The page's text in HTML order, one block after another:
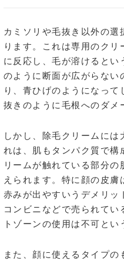
カミソリや毛抜き以外の
ります。これは専用のク
に反応し、毛が溶けるとい
のように断面が広がらない
り、青ひげのようになっ
抜きのように毛根へのダメ
しかし、除毛クリームに
れは、肌もタンパク質で構
リームが触れている部分
えられます。特に顔の皮
赤みが出やすいうデメリッ
コンビニなどで売られて
トゾーンの使用は不可とい
また、顔に使えるタイプ